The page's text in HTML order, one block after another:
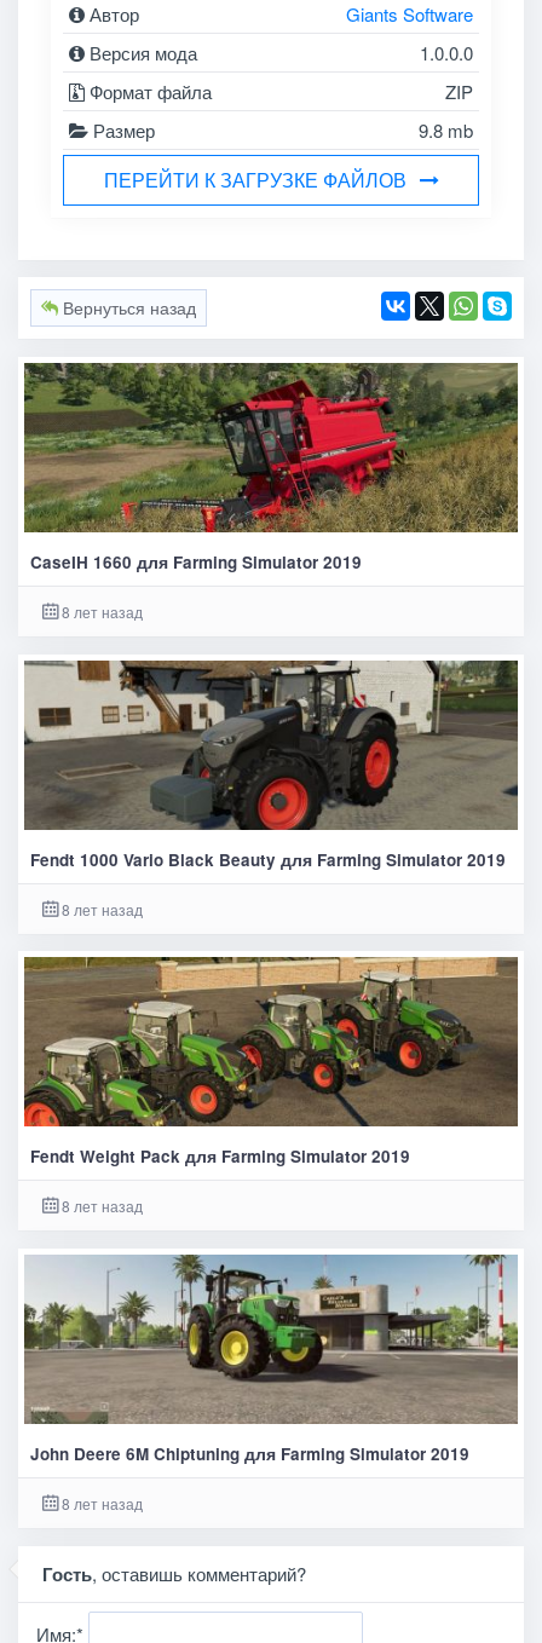
Автор
Giants Software
Версия мода
1.0.0.0
Формат файла
ZIP
Размер
9.8 mb
ПЕРЕЙТИ К ЗАГРУЗКЕ ФАЙЛОВ
Вернуться назад
CaseIH 1660 для Farming Simulator 2019
8 лет назад
Fendt 1000 Vario Black Beauty для Farming Simulator 2019
8 лет назад
Fendt Weight Pack для Farming Simulator 2019
8 лет назад
John Deere 6M Chiptuning для Farming Simulator 2019
8 лет назад
Гость, оставишь комментарий?
Имя:*